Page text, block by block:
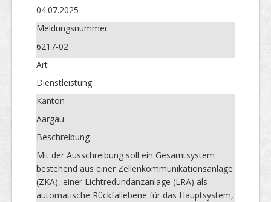
04.07.2025
Meldungs­nummer
6217-02
Art
Dienstleistung
Kanton
Aargau
Beschreibung
Mit der Ausschreibung soll ein Gesamtsystem
bestehend aus einer Zellenkommunikationsanlage
(ZKA), einer Lichtredundanzanlage (LRA) als
automatische Rückfallebene für das Hauptsystem,